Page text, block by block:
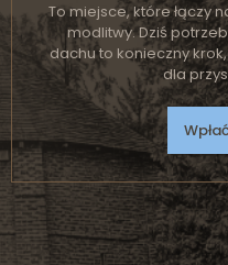
To miejsce, które łączy
modlitwy. Dziś
dachu to konieczny
dla